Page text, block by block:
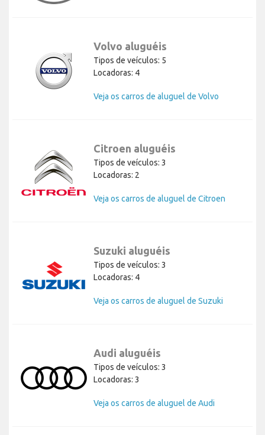
Volvo aluguéis
Tipos de veículos: 5
Locadoras: 4
Veja os carros de aluguel de Volvo
Citroen aluguéis
Tipos de veículos: 3
Locadoras: 2
Veja os carros de aluguel de Citroen
Suzuki aluguéis
Tipos de veículos: 3
Locadoras: 4
Veja os carros de aluguel de Suzuki
Audi aluguéis
Tipos de veículos: 3
Locadoras: 3
Veja os carros de aluguel de Audi